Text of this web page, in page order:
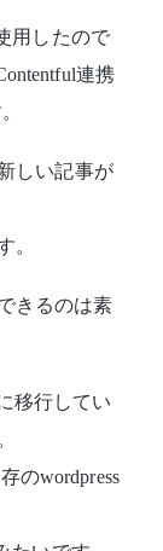
用したので
連携
しい記事が
。
きるのは素
移行してい
のwordpress